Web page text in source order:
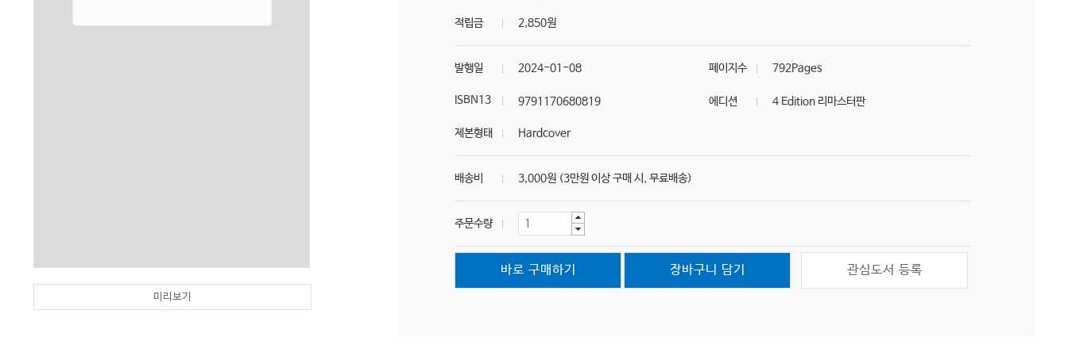
미리보기
적립금 2,850원
발행일 2024-01-08 페이지수 792Pages
ISBN13 9791170680819 에디션 4 Edition 리마스터판
제본형태 Hardcover
배송비 3,000원 (3만원 이상 구매 시, 무료배송)
주문수량
바로 구매하기 장바구니 담기 관심도서 등록